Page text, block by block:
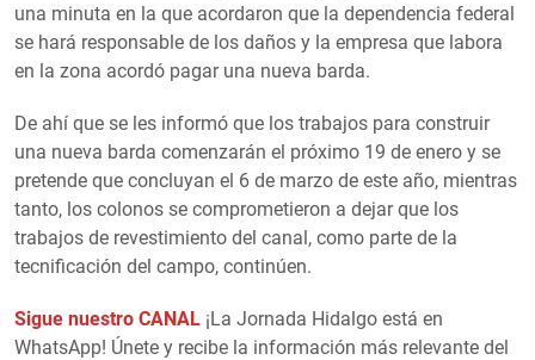
una minuta en la que acordaron que la dependencia federal
se hará responsable de los daños y la empresa que labora
en la zona acordó pagar una nueva barda.
De ahí que se les informó que los trabajos para construir
una nueva barda comenzarán el próximo 19 de enero y se
pretende que concluyan el 6 de marzo de este año, mientras
tanto, los colonos se comprometieron a dejar que los
trabajos de revestimiento del canal, como parte de la
tecnificación del campo, continúen.
Sigue nuestro CANAL ¡La Jornada Hidalgo está en
WhatsApp! Únete y recibe la información más relevante del